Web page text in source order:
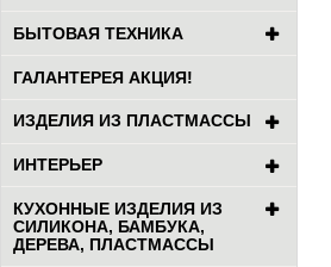
БЫТОВАЯ ТЕХНИКА
ГАЛАНТЕРЕЯ АКЦИЯ!
ИЗДЕЛИЯ ИЗ ПЛАСТМАССЫ
ИНТЕРЬЕР
КУХОННЫЕ ИЗДЕЛИЯ ИЗ
СИЛИКОНА, БАМБУКА,
ДЕРЕВА, ПЛАСТМАССЫ